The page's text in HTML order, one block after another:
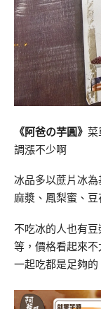
《阿爸の芋圓》 菜
調漲不少啊
冰品多以蔗片冰
麻漿、鳳梨蜜、
不吃冰的人也有
等，價格看起來
一起吃都是足夠